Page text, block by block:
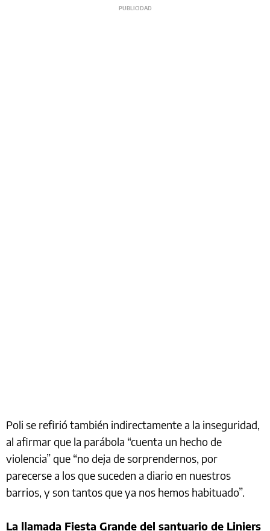
Poli se refirió también indirectamente a la inseguridad,
al afirmar que la parábola “cuenta un hecho de
violencia” que “no deja de sorprendernos, por
parecerse a los que suceden a diario en nuestros
barrios, y son tantos que ya nos hemos habituado”.
La llamada Fiesta Grande del santuario de Liniers